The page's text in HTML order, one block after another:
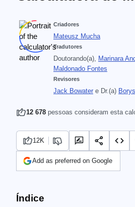
Criadores
Mateusz Mucha
Tradutores
Doutorando(a), Marinara
Maldonado Fontes
Revisores
Jack Bowater e Dr.(a)
12 678 pessoas consideram esta
12K
Add as preferred on Google
Índice